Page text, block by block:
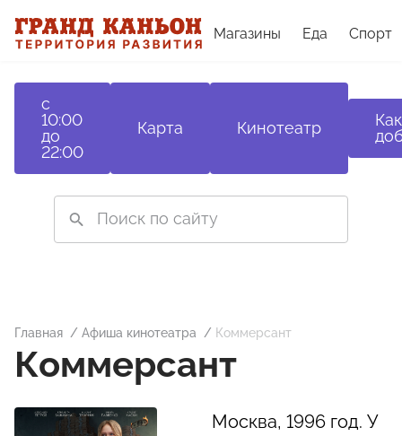
Магазины Еда Спорт
с
10:00
до
22:00
Карта Кинотеатр
Как
Главная Афиша кинотеатра Коммерсант
Коммерсант
Москва, 1996 год. У